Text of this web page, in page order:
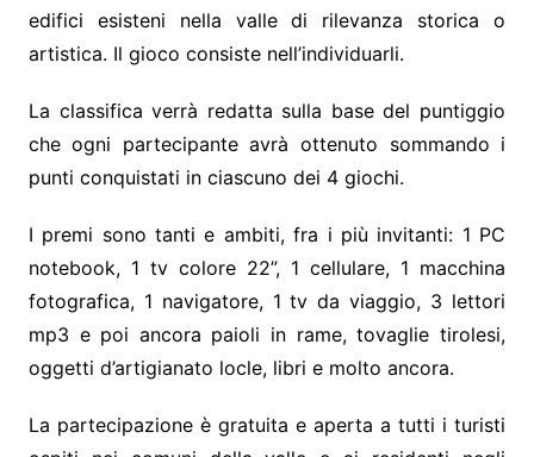
edifici esisteni nella valle di rilevanza storica o
artistica. Il gioco consiste nell’individuarli.
La classifica verrà redatta sulla base del puntiggio
che ogni partecipante avrà ottenuto sommando i
punti conquistati in ciascuno dei 4 giochi.
I premi sono tanti e ambiti, fra i più invitanti: 1 PC
notebook, 1 tv colore 22”, 1 cellulare, 1 macchina
fotografica, 1 navigatore, 1 tv da viaggio, 3 lettori
mp3 e poi ancora paioli in rame, tovaglie tirolesi,
oggetti d’artigianato locle, libri e molto ancora.
La partecipazione è gratuita e aperta a tutti i turisti